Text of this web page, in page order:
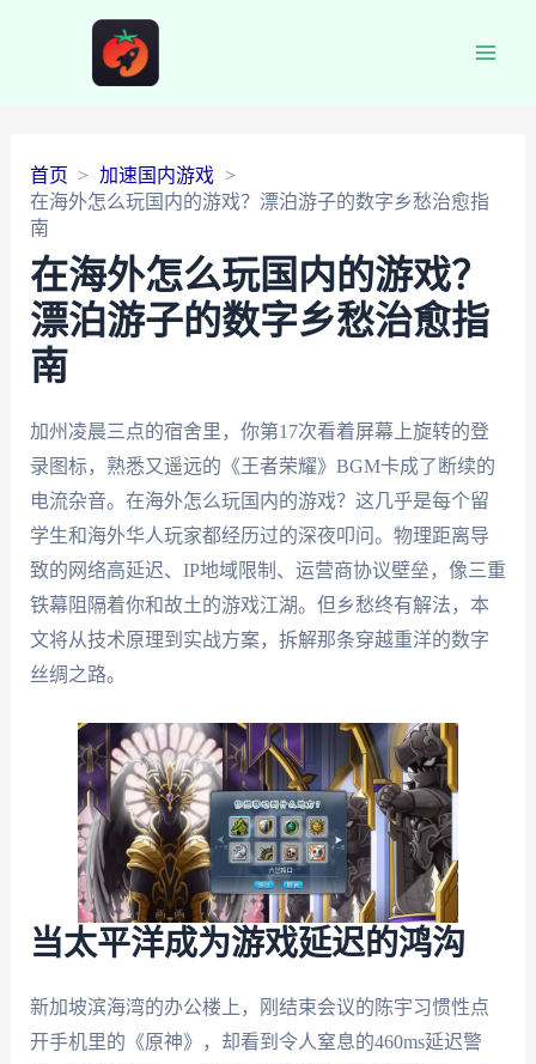
首页
加速国内游戏
在海外怎么玩国内的游戏？漂泊游子的数字乡愁治愈指
南
在海外怎么玩国内的游戏？
漂泊游子的数字乡愁治愈指
南
加州凌晨三点的宿舍里，你第17次看着屏幕上旋转的登
录图标，熟悉又遥远的《王者荣耀》BGM卡成了断续的
电流杂音。在海外怎么玩国内的游戏？这几乎是每个留
学生和海外华人玩家都经历过的深夜叩问。物理距离导
致的网络高延迟、IP地域限制、运营商协议壁垒，像三重
铁幕阻隔着你和故土的游戏江湖。但乡愁终有解法，本
文将从技术原理到实战方案，拆解那条穿越重洋的数字
丝绸之路。
当太平洋成为游戏延迟的鸿沟
新加坡滨海湾的办公楼上，刚结束会议的陈宇习惯性点
开手机里的《原神》，却看到令人窒息的460ms延迟警